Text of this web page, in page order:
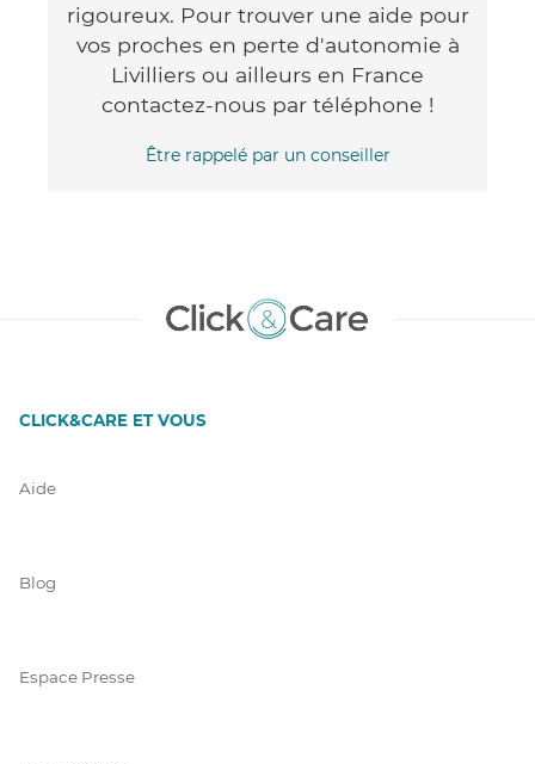
rigoureux. Pour trouver une aide pour
vos proches en perte d'autonomie à
Livilliers ou ailleurs en France
contactez-nous par téléphone !
Être rappelé par un conseiller
CLICK&CARE ET VOUS
Aide
Blog
Espace Presse